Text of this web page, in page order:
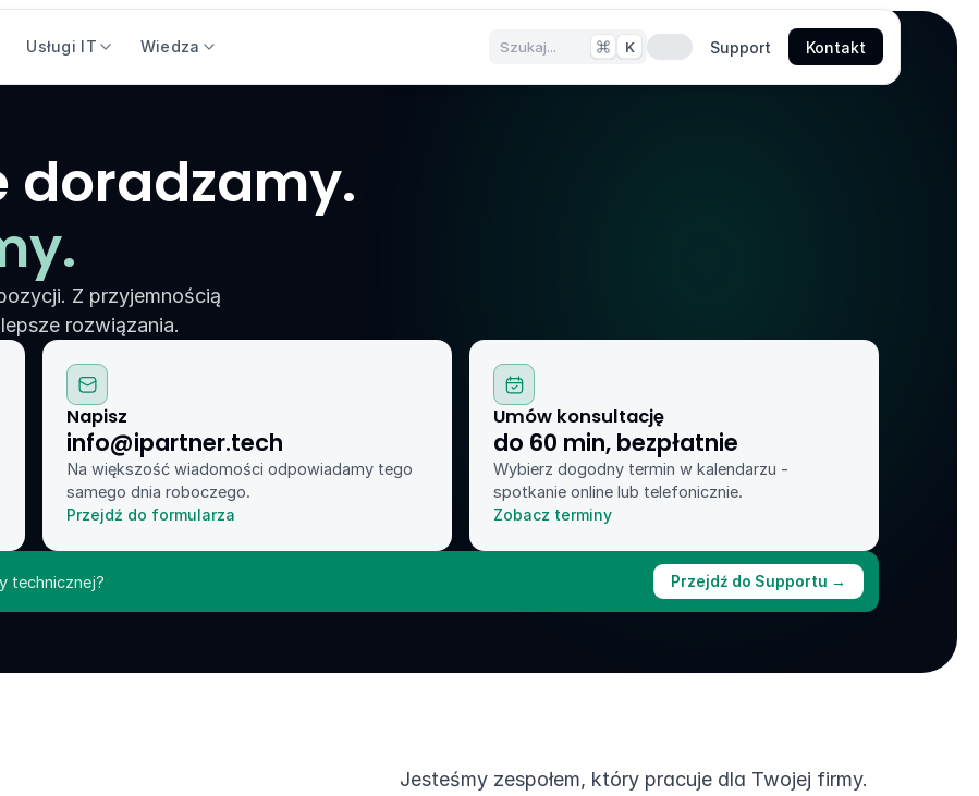
Usługi IT Wiedza Szukaj... K Support Kontakt
doradzamy.
Z przyjemnością
rozwiązania.
Napisz
info@ipartner.tech
Na większość wiadomości odpowiadamy tego
samego dnia roboczego.
Przejdź do formularza
Umów konsultację
do 60 min, bezpłatnie
Wybierz dogodny termin w kalendarzu -
spotkanie online lub telefonicznie.
Zobacz terminy
technicznej? Przejdź do Supportu →
Jesteśmy zespołem, który pracuje dla Twojej firmy.